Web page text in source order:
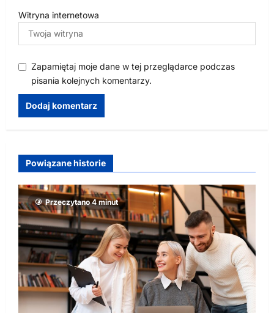
Witryna internetowa
Zapamiętaj moje dane w tej przeglądarce podczas
pisania kolejnych komentarzy.
Powiązane historie
Przeczytano 4 minut